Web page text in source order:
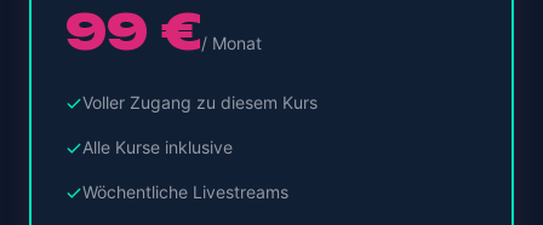
99 €/ Monat
Voller Zugang zu diesem Kurs
Alle Kurse inklusive
Wöchentliche Livestreams